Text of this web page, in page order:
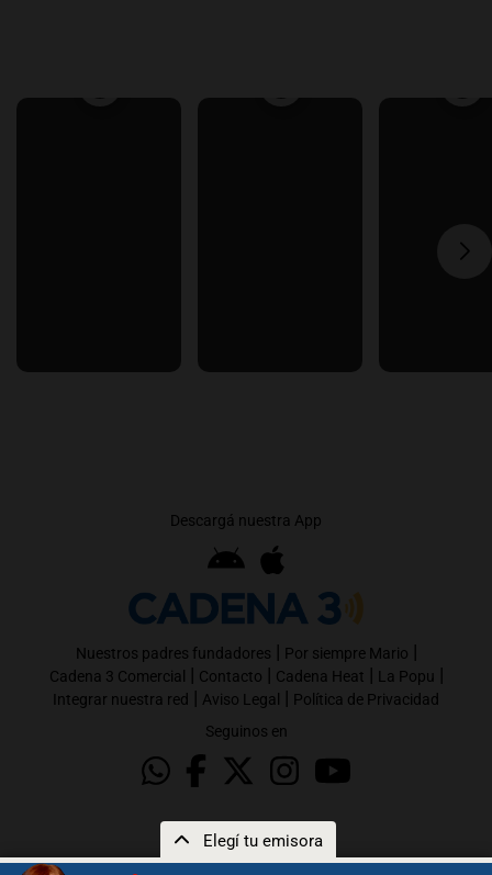
Elegí tu emisora
Descargá nuestra App
Nuestros padres fundadores | Por siempre Mario |
Cadena 3 Comercial | Contacto | Cadena Heat | La Popu |
Integrar nuestra red | Aviso Legal | Política de Privacidad
Seguinos en